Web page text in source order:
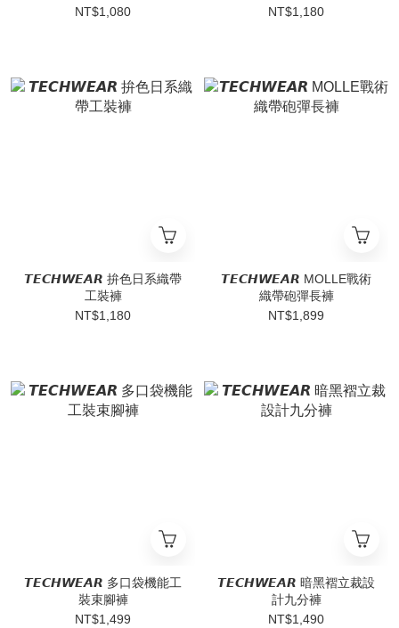
NT$1,080
NT$1,180
𝙏𝙀𝘾𝙃𝙒𝙀𝘼𝙍 拚色日系織帶
工裝褲
NT$1,180
𝙏𝙀𝘾𝙃𝙒𝙀𝘼𝙍 MOLLE戰術
織帶砲彈長褲
NT$1,899
𝙏𝙀𝘾𝙃𝙒𝙀𝘼𝙍 多口袋機能工
裝束腳褲
NT$1,499
𝙏𝙀𝘾𝙃𝙒𝙀𝘼𝙍 暗黑褶立裁設
計九分褲
NT$1,490